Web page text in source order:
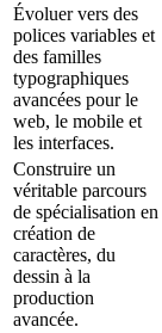
Évoluer vers des
polices variables et
des familles
typographiques
avancées pour le
web, le mobile et
les interfaces.
Construire un
véritable parcours
de spécialisation en
création de
caractères, du
dessin à la
production
avancée.